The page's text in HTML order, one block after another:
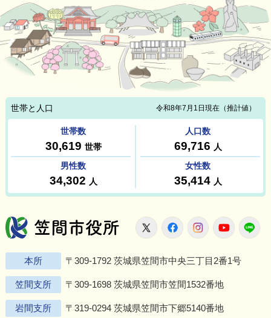
笠間市役所
X FacebookInstagram
本所 〒309-1792 茨城県笠間市中央三丁目2番1号
笠間支所 〒309-1698 茨城県笠間市笠間1532番地
岩間支所 〒319-0294 茨城県笠間市下郷5140番地